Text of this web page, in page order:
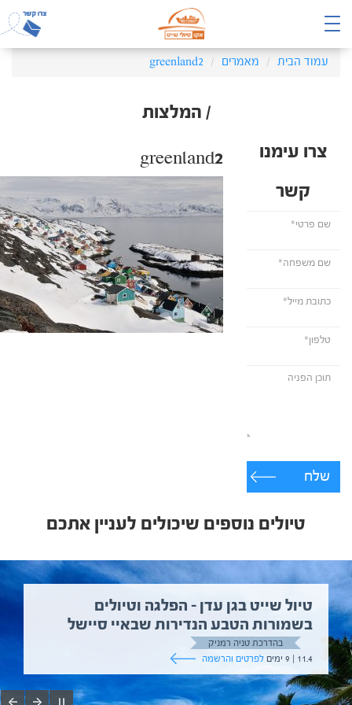
עמוד הבית מאמרים greenland2
/ המלצות
צרו עימנו
קשר
שלח
greenland2
טיולים נוספים שיכולים לעניין אתכם
טיול שייט בגן עדן – הפלגה וטיולים
בשמורות הטבע הנדירות שבאיי סיישל
בהדרכת טניה רמניק
11.4 | 9 ימים
לפרטים והרשמה